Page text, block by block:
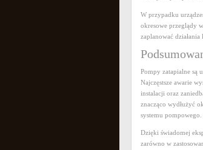
W przypadku
okresowe przeglądy
zaplanować
Pompy zatapialne są
Najczęstsze awarie
instalacji oraz
znacząco wydłużyć
systemu pompowego.
Dzięki świadomej
zarówno w